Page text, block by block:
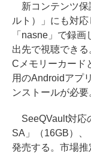
新コンテンツ保
ルト）」にも対
「nasne」で録
出先で視聴でき
Cメモリーカード
用のAndroidアプ
ンストールが必要
SeeQVault対応
SA」（16GB）
発売する。市場